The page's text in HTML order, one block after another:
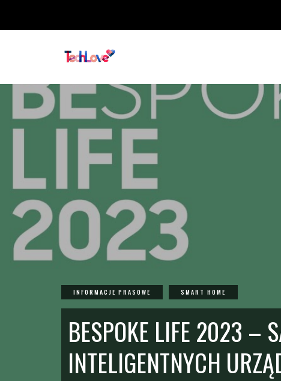
INFORMACJE PRASOWE SMART HOME
BESPOKE LIFE 2023 –
INTELIGENTNYCH